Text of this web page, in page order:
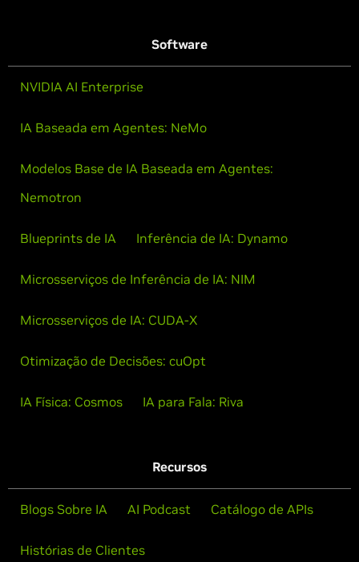
Software
NVIDIA AI Enterprise
IA Baseada em Agentes: NeMo
Modelos Base de IA Baseada em Agentes:
Nemotron
Blueprints de IA Inferência de IA: Dynamo
Microsserviços de Inferência de IA: NIM
Microsserviços de IA: CUDA-X
Otimização de Decisões: cuOpt
IA Física: Cosmos IA para Fala: Riva
Recursos
Blogs Sobre IA AI Podcast Catálogo de APIs
Histórias de Clientes